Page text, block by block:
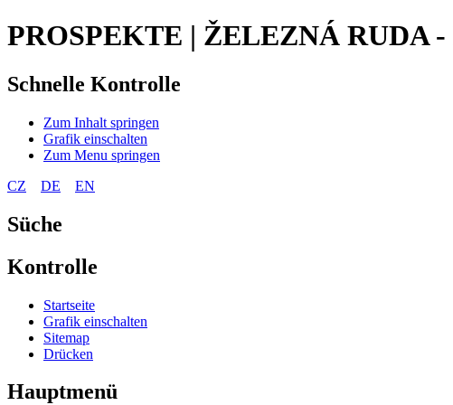
PROSPEKTE | ŽELEZNÁ RUDA
Schnelle Kontrolle
Zum Inhalt springen
Grafik einschalten
Zum Menu springen
CZ
DE EN
Süche
Kontrolle
Startseite
Grafik einschalten
Sitemap
Drücken
Hauptmenü